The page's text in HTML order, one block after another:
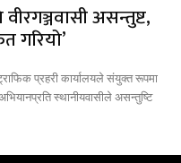
असन्तुष्ट,
गरियो’
प्रहरी कार्यालयले संयुक्त रूपमा
स्थानीयवासीले असन्तुष्टि